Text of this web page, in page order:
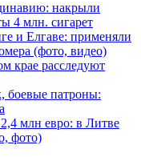
накрыли
4 млн. сигарет
и Елгаве: применяли
(фото, видео)
крае расследуют
боевые патроны:
млн евро: в Литве
фото)